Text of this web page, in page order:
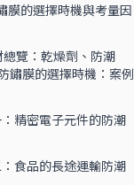
膜的選擇時機與考量因
總覽：乾燥劑、防潮
鏽膜的選擇時機：案例
精密電子元件的防潮
食品的長途運輸防潮